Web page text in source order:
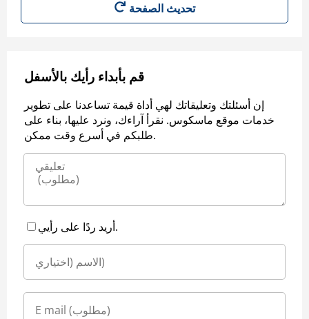
تحديث الصفحة
قم بأبداء رأيك بالأسفل
إن أسئلتك وتعليقاتك لهي أداة قيمة تساعدنا على تطوير
خدمات موقع ماسكوس. نقرأ آراءك، ونرد عليها، بناء على
طلبكم في أسرع وقت ممكن.
أريد ردًا على رأيي.